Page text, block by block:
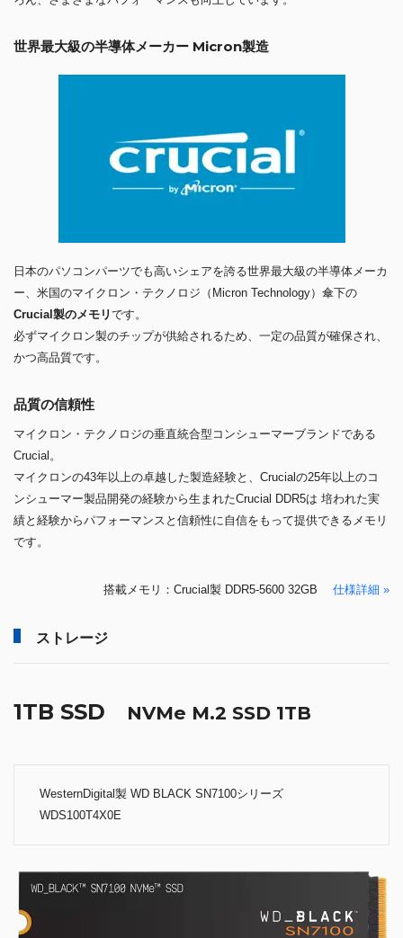
世界最大級の半導体メーカー Micron製造
日本のパソコンパーツでも高いシェアを誇る世界最大級の半導体メーカ
ー、米国のマイクロン・テクノロジ（Micron Technology）傘下の
Crucial製のメモリです。
必ずマイクロン製のチップが供給されるため、一定の品質が確保され、
かつ高品質です。
品質の信頼性
マイクロン・テクノロジの垂直統合型コンシューマーブランドである
Crucial。
マイクロンの43年以上の卓越した製造経験と、Crucialの25年以上のコ
ンシューマー製品開発の経験から生まれたCrucial DDR5は 培われた実
績と経験からパフォーマンスと信頼性に自信をもって提供できるメモリ
です。
搭載メモリ：Crucial製 DDR5-5600 32GB 仕様詳細 »
ストレージ
1TB SSD NVMe M.2 SSD 1TB
WesternDigital製 WD BLACK SN7100シリーズ
WDS100T4X0E